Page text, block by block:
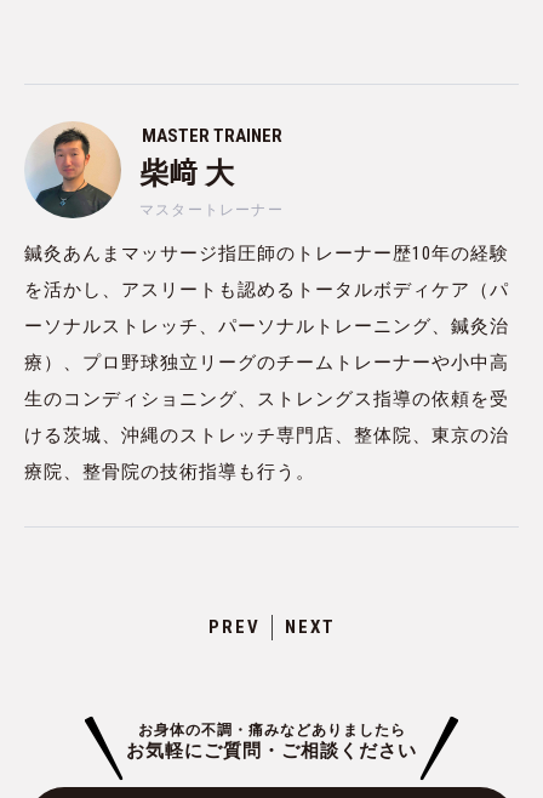
MASTER TRAINER
柴﨑 大
マスタートレーナー
鍼灸あんまマッサージ指圧師のトレーナー歴10年の経験
を活かし、アスリートも認めるトータルボディケア（パ
ーソナルストレッチ、パーソナルトレーニング、鍼灸治
療）、プロ野球独立リーグのチームトレーナーや小中高
生のコンディショニング、ストレングス指導の依頼を受
ける茨城、沖縄のストレッチ専門店、整体院、東京の治
療院、整骨院の技術指導も行う。
PREV NEXT
お身体の不調・痛みなどありましたら
お気軽にご質問・ご相談ください